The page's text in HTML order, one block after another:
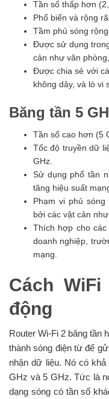
Tần số thấp hơn
Phổ biến và rộng
Tầm phủ sóng
Được sử dụng
cản như văn
Được chia sẻ với
không dây, và lò vi
Băng tần 5
Tần số cao hơn (5
Tốc độ truyền dữ
GHz.
Sử dụng phổ tần
tăng hiệu suất
Phạm vi phủ
bởi các vật cản
Thích hợp cho
doanh nghiệp,
mạng.
Cách
động
Router Wi-Fi 2 băng tần
thành sóng điện từ để
nhận dữ liệu. Nó có
GHz và 5 GHz. Tức là
dạng sóng có tần số